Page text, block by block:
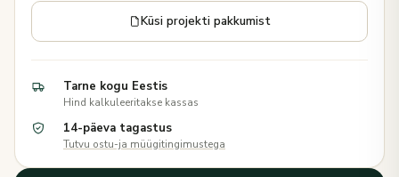
Küsi projekti pakkumist
Tarne kogu Eestis
Hind kalkuleeritakse kassas
14-päeva tagastus
Tutvu ostu-ja müügitingimustega